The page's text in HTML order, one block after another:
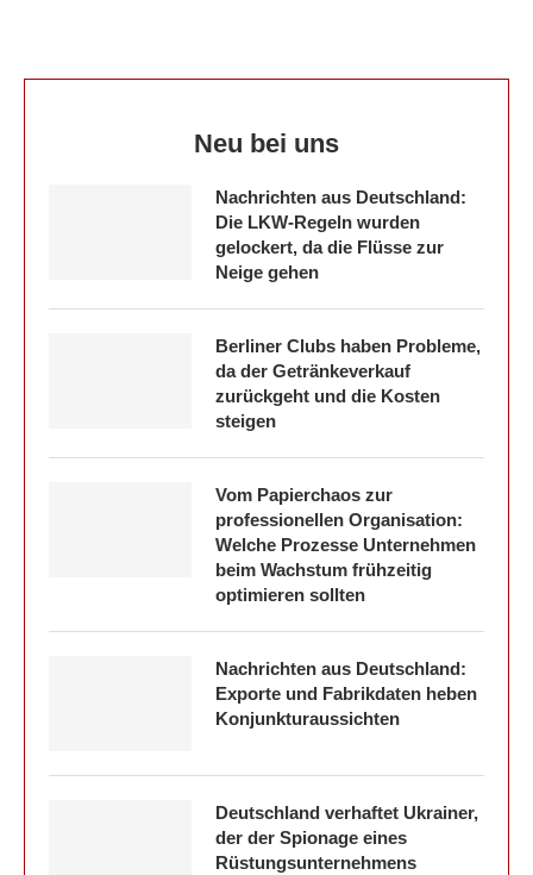
Neu bei uns
Nachrichten aus Deutschland:
Die LKW-Regeln wurden
gelockert, da die Flüsse zur
Neige gehen
Berliner Clubs haben Probleme,
da der Getränkeverkauf
zurückgeht und die Kosten
steigen
Vom Papierchaos zur
professionellen Organisation:
Welche Prozesse Unternehmen
beim Wachstum frühzeitig
optimieren sollten
Nachrichten aus Deutschland:
Exporte und Fabrikdaten heben
Konjunkturaussichten
Deutschland verhaftet Ukrainer,
der der Spionage eines
Rüstungsunternehmens